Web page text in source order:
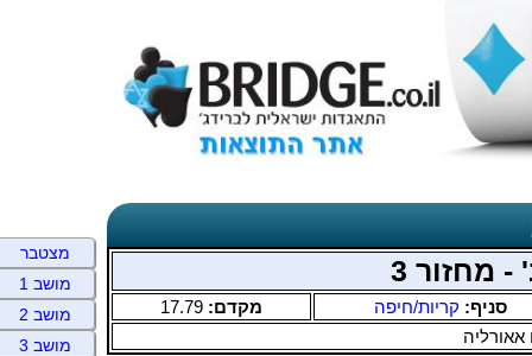
מחזור 3
סניף: קריות/חיפה מקדם: 17.79
אאורליה
מצטבר
מושב 1
מושב 2
מושב 3